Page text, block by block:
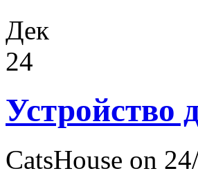
Дек
24
Устройство
CatsHouse on